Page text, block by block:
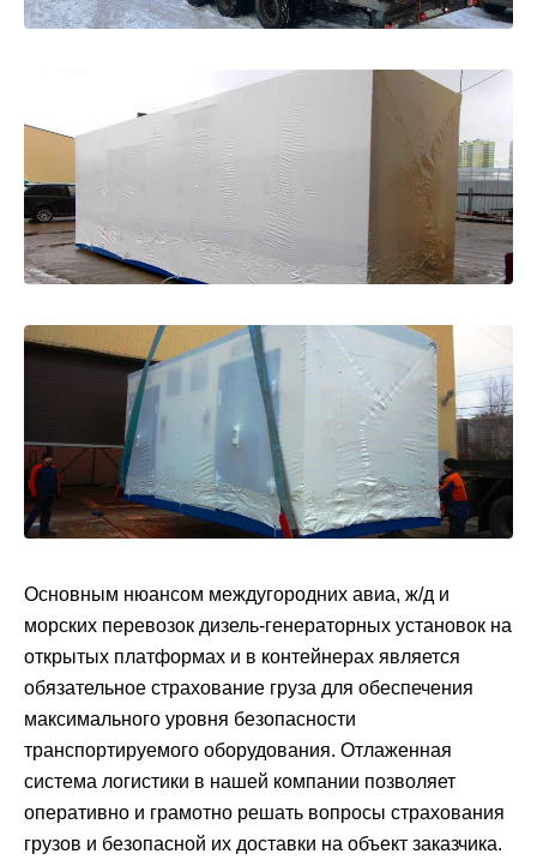
Основным нюансом междугородних авиа, ж/д и
морских перевозок дизель-генераторных установок на
открытых платформах и в контейнерах является
обязательное страхование груза для обеспечения
максимального уровня безопасности
транспортируемого оборудования. Отлаженная
система логистики в нашей компании позволяет
оперативно и грамотно решать вопросы страхования
грузов и безопасной их доставки на объект заказчика.